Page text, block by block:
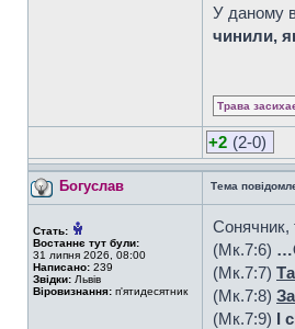
У даному
чинили,
Трава
+2 (2-0)
Богуслав Тема
Стать:
Востаннє тут були:
31 липня 2026, 08:00
Написано: 239
Звідки: Львів
Віровизнання: п'ятидесятник
Сонячник,
(Мк.7:6)
(Мк.7:7)
(Мк.7:8)
(Мк.7:9) І